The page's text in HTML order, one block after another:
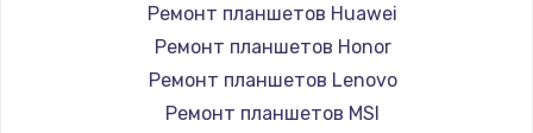
Заказать
Ремонт планшетов Huawei
Ремонт планшетов Honor
Ремонт планшетов Lenovo
Ремонт планшетов MSI